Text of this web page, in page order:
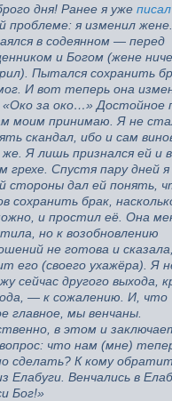
дня! Ранее я уже писал
проблеме: я изменил жене.
в содеянном — перед
и Богом (жене
Пытался сохранить
И вот теперь она
за око…» Достойное
моим принимаю. Я не
скандал, ибо и сам
Я лишь признался ей и в
грехе. Спустя пару дней я
стороны дал ей понять,
сохранить брак,
и простил её. Она
но к возобновлению
не готова и
его (своего ухажёра). Я
сейчас другого выхода,
— к сожалению. И, что
главное, мы венчаны.
в этом и
что нам (мне)
сделать? К кому
Елабуги. Венчались в
Бог!»